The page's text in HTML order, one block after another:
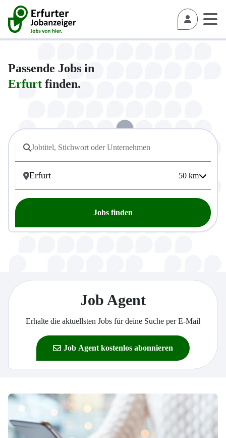
Passende Jobs in
Erfurt finden.
50 km
Jobs finden
Job Agent
Erhalte die aktuellsten Jobs für deine Suche per E-Mail
Job Agent kostenlos abonnieren